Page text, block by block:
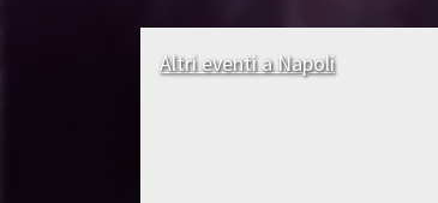
Altri eventi a Napoli